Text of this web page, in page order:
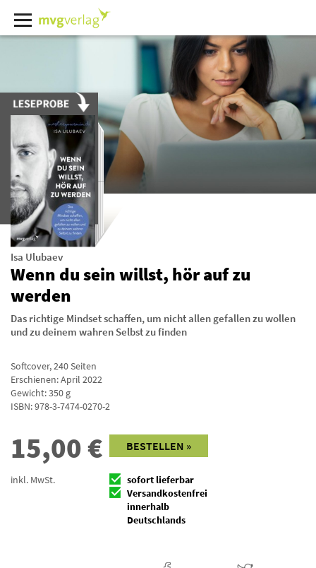
Isa Ulubaev
Wenn du sein willst, hör auf zu
werden
Das richtige Mindset schaffen, um nicht allen gefallen zu wollen
und zu deinem wahren Selbst zu finden
Softcover,240Seiten
Erschienen: April 2022
Gewicht: 350 g
ISBN:978-3-7474-0270-2
15,00€
inkl. MwSt.
BESTELLEN »
sofort lieferbar
Versandkostenfrei
innerhalb
Deutschlands